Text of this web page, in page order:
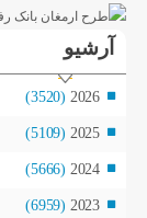
آرشیو
2026
(3520)
2025
(5109)
2024
(5666)
2023
(6959)